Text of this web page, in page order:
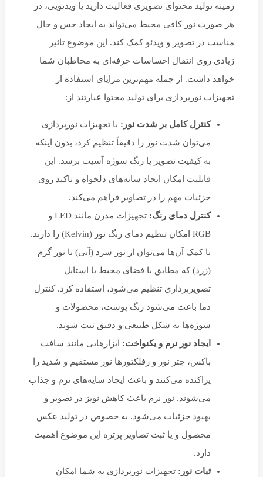
زمینه تولید محتوای تصویری فعالیت دارید یا ویدئویی، در
هر صورت نور کافی محیط می‌تواند به ایجاد حس و حال
مناسب در تصویر و ویدئو کمک کند. این موضوع تاثیر
زیادی روی انتقال احساسات حرفه‌ای به مخاطبان شما
خواهد داشت. از جمله مهم‌ترین مزایای استفاده از
تجهیزات نورپردازی برای تولید محتوا عبارتند از:
کنترل کامل بر شدت نور: با تجهیزات نورپردازی
می‌توان شدت نور را دقیقاً تنظیم کرد، بدون اینکه
به کیفیت تصویر یا رنگ سوژه آسیب برسد. این
قابلیت امکان ایجاد سایه‌های دلخواه و تاکید روی
جزئیات مهم را در تصاویر فراهم می‌کند.
کنترل دمای رنگ:
تجهیزات مدرن مانند LED و
RGB امکان تنظیم دمای رنگ نور (Kelvin) را دارند.
با کمک آن‌ها می‌توان از نور سرد (آبی) تا نور گرم
(زرد) که مطابق با فضای محیط یا استایل
تصویربرداری تنظیم می‌شود، استفاده کرد. کنترل
دما باعث می‌شود رنگ پوست، محصولات و
سوژه‌ها به شکل طبیعی و دقیق ثبت شوند.
ایجاد نور نرم و یکنواخت:
ابزارهایی مانند سافت
باکس، چتر نور و رفلکتورها نور مستقیم و شدید را
پراکنده می‌کنند و باعث ایجاد سایه‌های نرم و جذاب
می‌شوند. نور نرم باعث کاهش نویز در تصویر و
بهبود جزئیات می‌شود. به خصوص در تولید عکس
محصول و یا ثبت تصاویر پرتره این موضوع اهمیت
دارد.
ثبات نور: تجهیزات نورپردازی به شما امکان